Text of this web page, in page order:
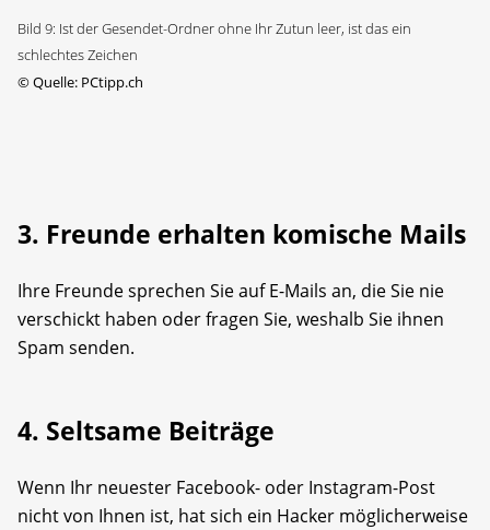
Bild 9: Ist der Gesendet-Ordner ohne Ihr Zutun leer, ist das ein
schlechtes Zeichen
©Quelle: PCtipp.ch
3. Freunde erhalten komische Mails
Ihre Freunde sprechen Sie auf E-Mails an, die Sie nie
verschickt haben oder fragen Sie, weshalb Sie ihnen
Spam senden.
4. Seltsame Beiträge
Wenn Ihr neuester Facebook- oder Instagram-Post
nicht von Ihnen ist, hat sich ein Hacker möglicherweise